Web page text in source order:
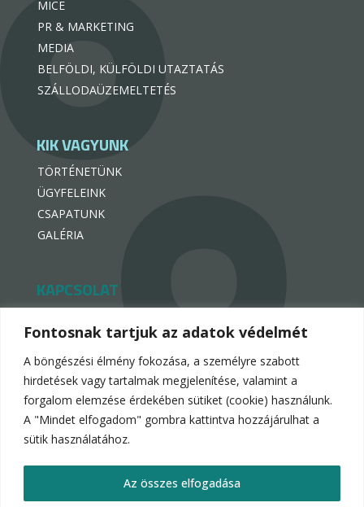
Fontosnak tartjuk az adatok védelmét
A böngészési élmény fokozása, a személyre szabott
hirdetések vagy tartalmak megjelenítése, valamint a
forgalom elemzése érdekében sütiket (cookie) használunk.
A "Mindet elfogadom" gombra kattintva hozzájárulhat a
sütik használatához.
Az összes elfogadása
MICE
PR & MARKETING
MEDIA
BELFÖLDI, KÜLFÖLDI UTAZTATÁS
SZÁLLODAÜZEMELTETÉS
KIK VAGYUNK
TÖRTÉNETÜNK
ÜGYFELEINK
CSAPATUNK
GALÉRIA
KAPCSOLAT
 Office
 LinkedIn
Hotelpremio Group 2024.